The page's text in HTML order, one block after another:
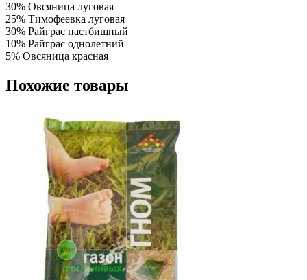
30% Овсяница луговая
25% Тимофеевка луговая
30% Райграс пастбищный
10% Райграс однолетний
5% Овсяница красная
Похожие товары